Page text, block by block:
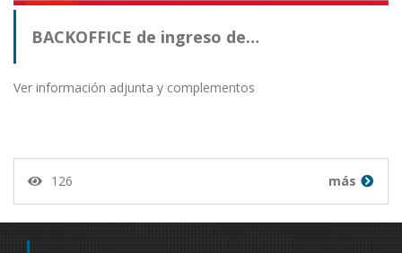
BACKOFFICE de ingreso de…
Ver información adjunta y complementos
126 más